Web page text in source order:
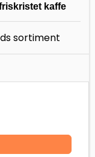
kaffe
sortiment